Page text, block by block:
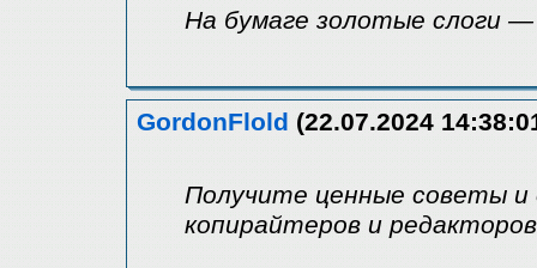
На бумаге золотые слоги
GordonFlold (22.07.2024
Получите ценные советы
копирайтеров и